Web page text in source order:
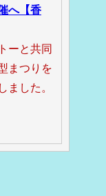
へ【香
ーと共同
まつりを
ました。